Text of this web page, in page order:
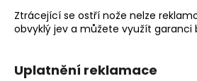
Ztrácející se ostří nože nelze
obvyklý jev a můžete využít garanci
Uplatnění reklamace